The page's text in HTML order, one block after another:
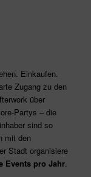
Einkaufen.
Zugang zu den
über
Partys – die
sind so
mit den
Stadt organisiere
Events pro Jahr.